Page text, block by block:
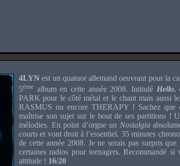
4LYN est un quatuor allemand oeuvrant pour la
5ème album en cette année 2008. Intitulé Hello,
PARK pour le côté métal et le chant mais aussi
RASMUS ou encore THERAPY ! Sachez que
maîtrise son sujet sur le bout de ses partitions !
mélodies. En point d’orgue un Nostalgia
courts et vont droit à l’essentiel. 35 minutes
de cette année 2008. Je ne serais pas surpris
certaines radios pour teenagers. Recommandé
attitude ! 16/20